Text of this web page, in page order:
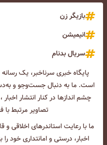
بازیگر زن
انیمیشن
سریال بدنام
پایگاه خبری سرناخبر، یک
است. ما به دنبال جست‌و‌جو و
چشم انداز‌ها در کنار انتشار
تصاویر مرتبط
ما با رعایت استاندرهای اخلاقی و
اخبار، درستی و امانتداری خود